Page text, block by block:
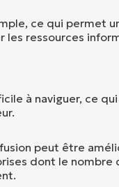
ce qui permet
les ressources
à naviguer, ce
peut être
dont le nombre